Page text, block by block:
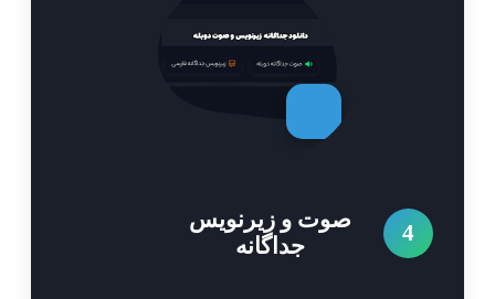
صوت و زیرنویس
جداگانه